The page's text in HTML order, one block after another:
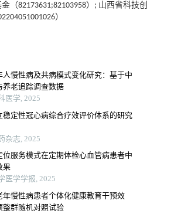
（82173631;82103958）; 山西省科技创
）